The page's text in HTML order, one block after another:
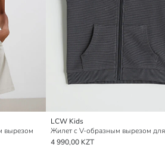
вырезом
LCW Kids
4 990,00 KZT